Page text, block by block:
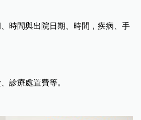
時間與出院日期、時間，疾病、手
診療處置費等。